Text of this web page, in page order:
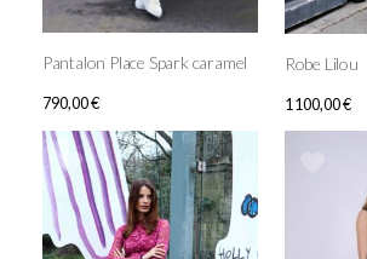
Pantalon Place Spark caramel
790,00€
Robe Lilou
1 100,00€